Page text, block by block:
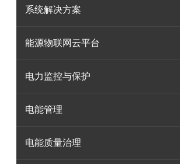
系统解决方案
能源物联网云平台
电力监控与保护
电能管理
电能质量治理